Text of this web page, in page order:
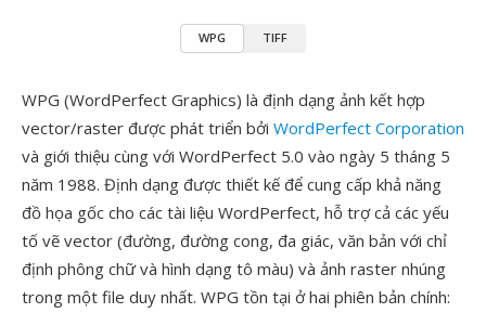
WPG TIFF
WPG (WordPerfect Graphics) là định dạng ảnh kết hợp
vector/raster được phát triển bởi WordPerfect Corporation
và giới thiệu cùng với WordPerfect 5.0 vào ngày 5 tháng 5
năm 1988. Định dạng được thiết kế để cung cấp khả năng
đồ họa gốc cho các tài liệu WordPerfect, hỗ trợ cả các yếu
tố vẽ vector (đường, đường cong, đa giác, văn bản với chỉ
định phông chữ và hình dạng tô màu) và ảnh raster nhúng
trong một file duy nhất. WPG tồn tại ở hai phiên bản chính: